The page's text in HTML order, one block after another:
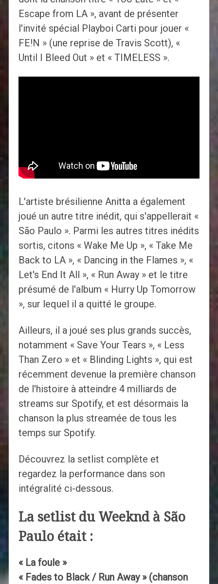
Escape from LA », avant de présenter
l'invité spécial Playboi Carti pour jouer «
FE!N » (une reprise de Travis Scott), «
Until I Bleed Out » et « TIMELESS ».
L'artiste brésilienne Anitta a également
joué un autre titre inédit, qui s'appellerait «
São Paulo ». Parmi les autres titres inédits
sortis, citons « Wake Me Up », « Take Me
Back to LA », « Dancing in the Flames », «
Let's End It All », « Run Away » et le titre
présumé de l'album « Hurry Up Tomorrow
», sur lequel il a quitté le groupe.
Ailleurs, il a joué ses plus grands succès,
notamment « Save Your Tears », « Less
Than Zero » et « Blinding Lights », qui est
récemment devenue la première chanson
de l'histoire à atteindre 4 milliards de
streams sur Spotify, et est désormais la
chanson la plus streamée de tous les
temps sur Spotify.
Découvrez la setlist complète et
regardez la performance dans son
intégralité ci-dessous.
La setlist du Weeknd à São
Paulo était :
« La foule »
« Fades to Black / Run Away » (chanson